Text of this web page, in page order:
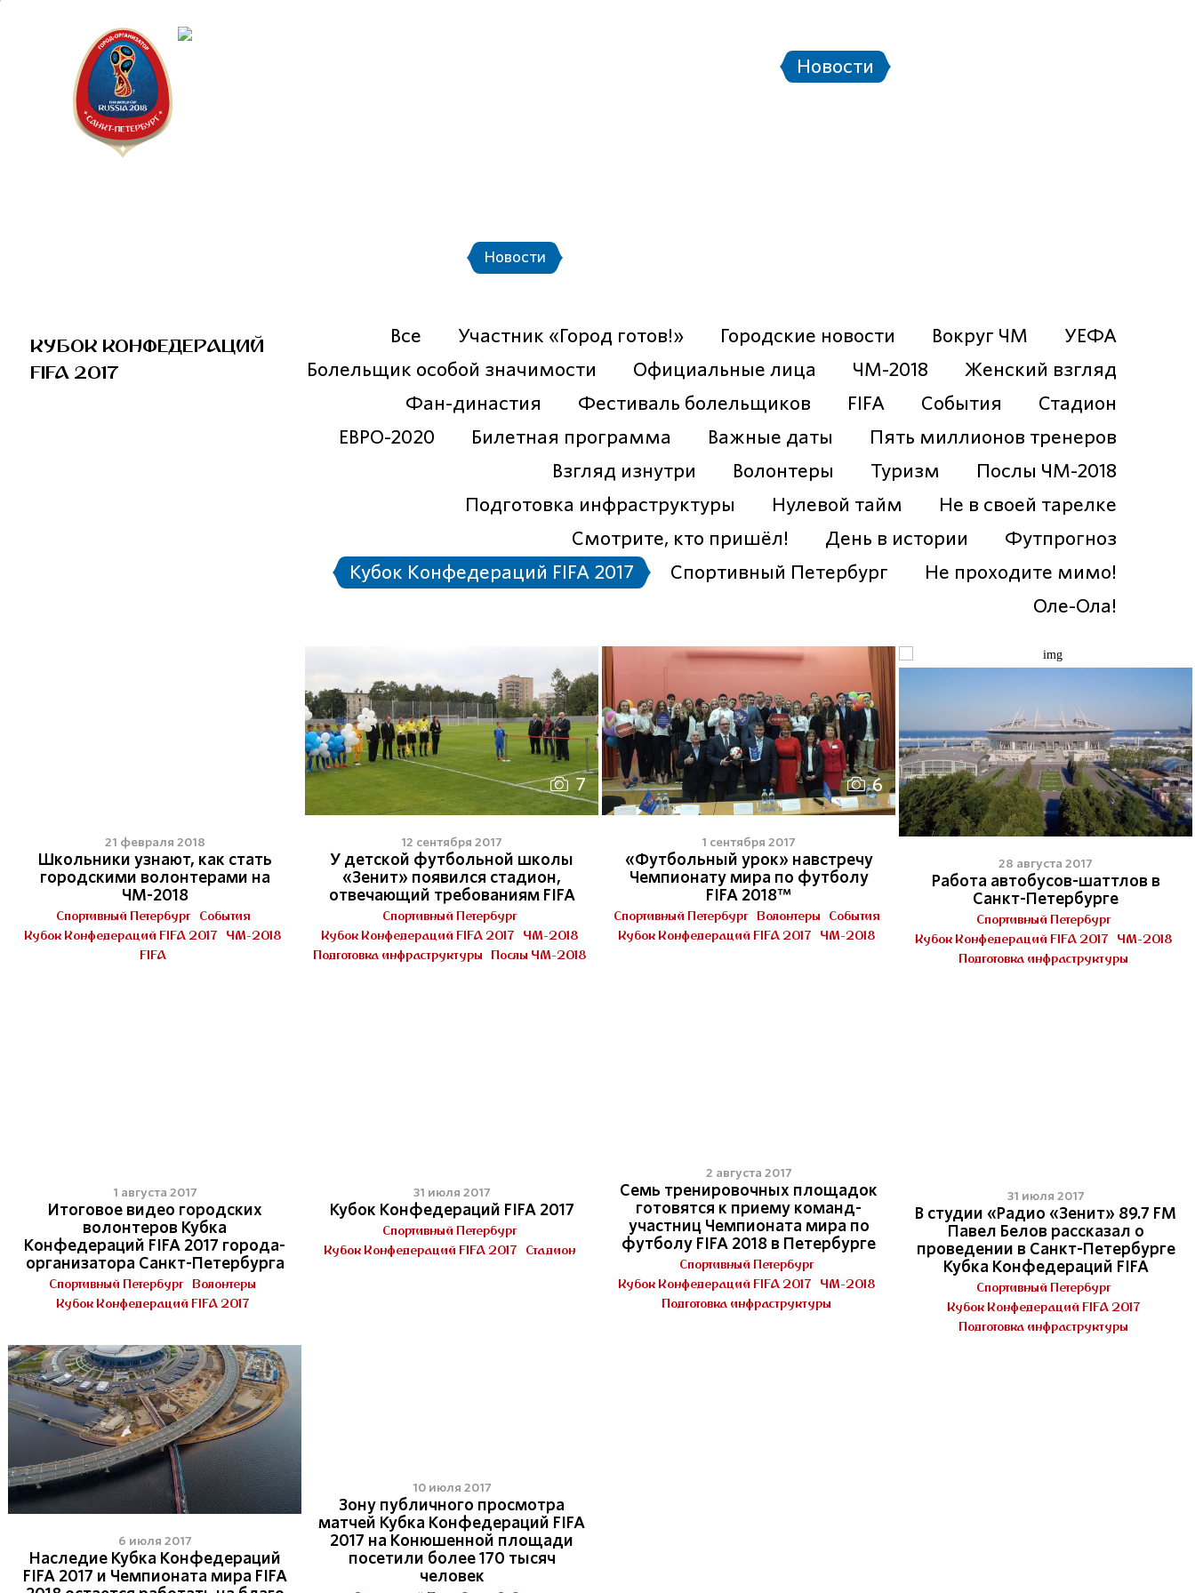
Новости
Новости
КУБОК КОНФЕДЕРАЦИЙ
FIFA 2017
Все Участник «Город готов!» Городские новости Вокруг ЧМ
УЕФА
Болельщик особой значимости
Официальные лица ЧМ-2018
Женский взгляд
Фан-династия
Фестиваль болельщиков FIFA События
Стадион
ЕВРО-2020
Билетная программа Важные даты
Пять миллионов тренеров
Взгляд изнутри
Волонтеры Туризм
Послы ЧМ-2018
Подготовка инфраструктуры
Нулевой тайм
Не в своей тарелке
Смотрите, кто пришёл!
День в истории
Футпрогноз
Кубок Конфедераций FIFA 2017
Спортивный Петербург
Не проходите мимо!
Оле-Ола!
21 февраля 2018
Школьники узнают, как стать
городскими волонтерами на
ЧМ-2018
Спортивный Петербург События
Кубок Конфедераций FIFA 2017
ЧМ-2018
FIFA
7
12 сентября 2017
У детской футбольной школы
«Зенит» появился стадион,
отвечающий требованиям FIFA
Спортивный Петербург
Кубок Конфедераций FIFA 2017
ЧМ-2018
Подготовка инфраструктуры
Послы ЧМ-2018
6
1 сентября 2017
«Футбольный урок» навстречу
Чемпионату мира по футболу
FIFA 2018™
Спортивный Петербург Волонтеры
События
Кубок Конфедераций FIFA 2017
ЧМ-2018
28 августа 2017
Работа автобусов-шаттлов в
Санкт-Петербурге
Спортивный Петербург
Кубок Конфедераций FIFA 2017
ЧМ-2018
Подготовка инфраструктуры
2 августа 2017
Семь тренировочных площадок
готовятся к приему команд-
участниц Чемпионата мира по
футболу FIFA 2018 в Петербурге
Спортивный Петербург
Кубок Конфедераций FIFA 2017
ЧМ-2018
Подготовка инфраструктуры
1 августа 2017
Итоговое видео городских
волонтеров Кубка
Конфедераций FIFA 2017 города-
организатора Санкт-Петербурга
Спортивный Петербург Волонтеры
Кубок Конфедераций FIFA 2017
31 июля 2017
Кубок Конфедераций FIFA 2017
Спортивный Петербург
Кубок Конфедераций FIFA 2017
Стадион
31 июля 2017
В студии «Радио «Зенит» 89.7 FM
Павел Белов раcсказал о
проведении в Санкт-Петербурге
Кубка Конфедераций FIFA
Спортивный Петербург
Кубок Конфедераций FIFA 2017
Подготовка инфраструктуры
10 июля 2017
Зону публичного просмотра
матчей Кубка Конфедераций FIFA
2017 на Конюшенной площади
посетили более 170 тысяч
человек
6 июля 2017
Наследие Кубка Конфедераций
FIFA 2017 и Чемпионата мира FIFA